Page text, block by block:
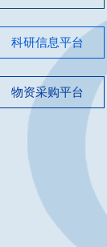
科研信息平台
物资采购平台